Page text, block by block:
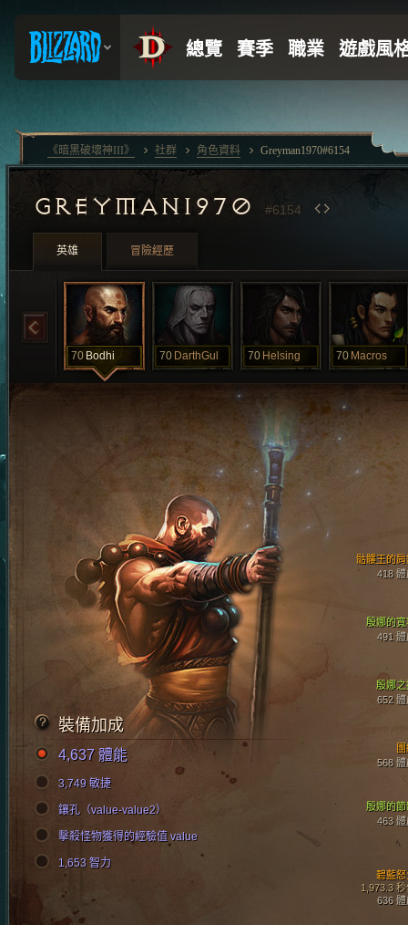
GREYMAN1970 #6154
英雄 冒險經歷
70 Bodhi 70 DarthGul 70 Helsing 70 Macros
殷娜的寬
491 體
殷娜之
652 體
骷髏王的肩
418 體
殷娜的節
463 體
碧藍怒
1,973.3 秒
636 體
568 體
裝備加成
4,637 體能
3,749 敏捷
鑲孔（value-value2）
擊殺怪物獲得的經驗值 value
1,653 智力
《暗黑破壞神III》 社群 角色資料 Greyman1970#6154